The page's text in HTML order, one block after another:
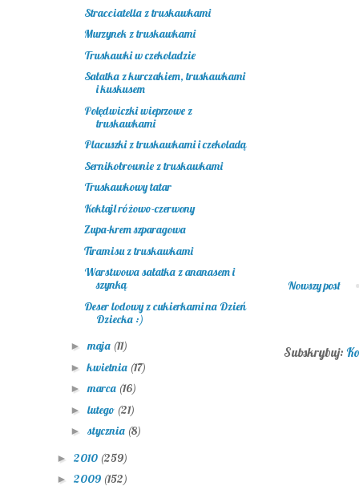
Nowszy post
Subskrybuj:
Stracciatella z truskawkami
Murzynek z truskawkami
Truskawki w czekoladzie
Sałatka z kurczakiem, truskawkami
i kuskusem
Polędwiczki wieprzowe z
truskawkami
Placuszki z truskawkami i czekoladą
Sernikobrownie z truskawkami
Truskawkowy tatar
Koktajl różowo-czerwony
Zupa-krem szparagowa
Tiramisu z truskawkami
Warstwowa sałatka z ananasem i
szynką
Deser lodowy z cukierkami na Dzień
Dziecka :)
►maja (11)
►kwietnia (17)
►marca (16)
► lutego (21)
► stycznia (8)
► 2010 (259)
► 2009 (152)